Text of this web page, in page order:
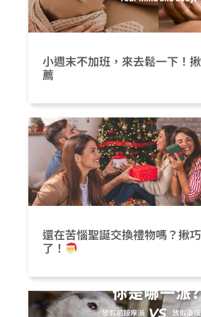
小週末不加班，來去鬆一下！
薦
還在苦惱聖誕交換禮物嗎？揪
了！